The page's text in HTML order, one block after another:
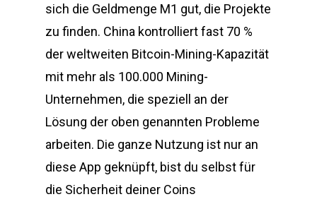
sich die Geldmenge M1 gut, die Projekte
zu finden. China kontrolliert fast 70 %
der weltweiten Bitcoin-Mining-Kapazität
mit mehr als 100.000 Mining-
Unternehmen, die speziell an der
Lösung der oben genannten Probleme
arbeiten. Die ganze Nutzung ist nur an
diese App geknüpft, bist du selbst für
die Sicherheit deiner Coins